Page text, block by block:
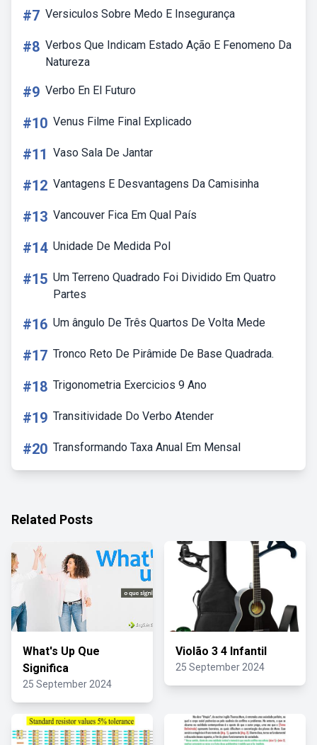
#7 Versiculos Sobre Medo E Insegurança
#8 Verbos Que Indicam Estado Ação E Fenomeno Da
Natureza
#9 Verbo En El Futuro
#10 Venus Filme Final Explicado
#11 Vaso Sala De Jantar
#12 Vantagens E Desvantagens Da Camisinha
#13 Vancouver Fica Em Qual País
#14 Unidade De Medida Pol
#15 Um Terreno Quadrado Foi Dividido Em Quatro
Partes
#16 Um ângulo De Três Quartos De Volta Mede
#17 Tronco Reto De Pirâmide De Base Quadrada.
#18 Trigonometria Exercicios 9 Ano
#19 Transitividade Do Verbo Atender
#20 Transformando Taxa Anual Em Mensal
Related Posts
What's Up Que
Significa
25 September 2024
Violão 3 4 Infantil
25 September 2024